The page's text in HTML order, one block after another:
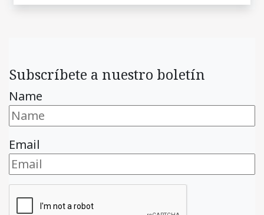
Subscríbete a nuestro boletín
Name
Email